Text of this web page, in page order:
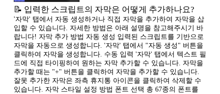
📝 입력한 스크립트의 자막은 어떻게 추가하나요?
'자막' 탭에서 자동 생성하거나 직접 자막을 추가하여 자막을 삽
입할 수 있습니다. 자세한 방법은 아래 설명을 참고해주시기 바
랍니다! 자막 추가 방법 자동 생성 입력된 스크립트를 기반으로
자막을 자동으로 생성합니다. '자막' 탭에서 "자동 생성" 버튼을
클릭하여 자막을 생성합니다. 수동 입력 '자막' 탭에서 텍스트 필
드에 직접 타이핑하여 원하는 자막 추가할 수 있습니다. 자막을
추가할 때는 "+" 버튼을 클릭하여 자막을 추가할 수 있습니다.
잘못 추가한 자막은 좌측 휴지통 아이콘을 클릭하여 삭제할 수
있습니다. 자막 스타일 설정 방법 폰트 선택 총 67종의 폰트를